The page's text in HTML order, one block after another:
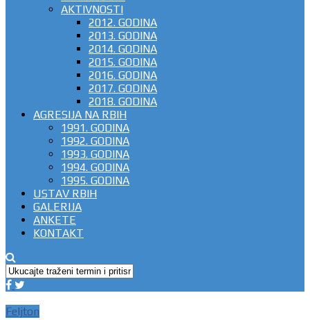
AKTIVNOSTI
2012. GODINA
2013. GODINA
2014. GODINA
2015. GODINA
2016. GODINA
2017. GODINA
2018. GODINA
AGRESIJA NA RBIH
1991. GODINA
1992. GODINA
1993. GODINA
1994. GODINA
1995. GODINA
USTAV RBIH
GALERIJA
ANKETE
KONTAKT
Feljton